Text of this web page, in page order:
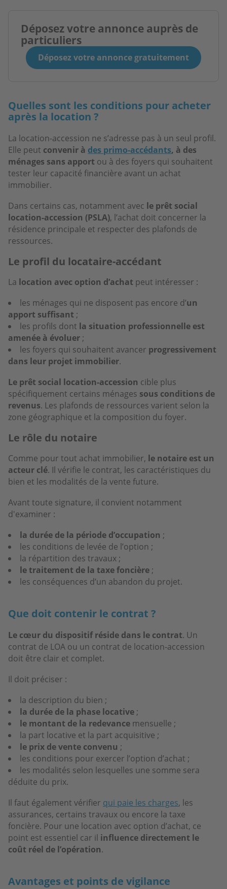
Déposez votre annonce auprès de
particuliers
Déposez votre annonce gratuitement
Quelles sont les conditions pour acheter
après la location ?
La location-accession ne s’adresse pas à un seul profil.
Elle peut convenir à des primo-accédants, à des
ménages sans apport ou à des foyers qui souhaitent
tester leur capacité financière avant un achat
immobilier.
Dans certains cas, notamment avec le prêt social
location-accession (PSLA), l’achat doit concerner la
résidence principale et respecter des plafonds de
ressources.
Le profil du locataire-accédant
La location avec option d’achat peut intéresser :
les ménages qui ne disposent pas encore d’un
apport suffisant ;
les profils dont la situation professionnelle est
amenée à évoluer ;
les foyers qui souhaitent avancer progressivement
dans leur projet immobilier.
Le prêt social location-accession cible plus
spécifiquement certains ménages sous conditions de
revenus. Les plafonds de ressources varient selon la
zone géographique et la composition du foyer.
Le rôle du notaire
Comme pour tout achat immobilier, le notaire est un
acteur clé. Il vérifie le contrat, les caractéristiques du
bien et les modalités de la vente future.
Avant toute signature, il convient notamment
d'examiner :
la durée de la période d’occupation ;
les conditions de levée de l’option ;
la répartition des travaux ;
le traitement de la taxe foncière ;
les conséquences d’un abandon du projet.
Que doit contenir le contrat ?
Le cœur du dispositif réside dans le contrat. Un
contrat de LOA ou un contrat de location-accession
doit être clair et complet.
Il doit préciser :
la description du bien ;
la durée de la phase locative ;
le montant de la redevance mensuelle ;
la part locative et la part acquisitive ;
le prix de vente convenu ;
les conditions pour exercer l’option d’achat ;
les modalités selon lesquelles une somme sera
déduite du prix.
Il faut également vérifier qui paie les charges, les
assurances, certains travaux ou encore la taxe
foncière. Pour une location avec option d’achat, ce
point est essentiel car il influence directement le
coût réel de l’opération.
Avantages et points de vigilance